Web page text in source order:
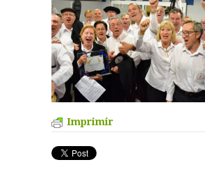
Imprimir